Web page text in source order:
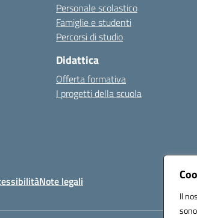
Il
Personale scolastico
Famiglie e studenti
Percorsi di studio
Didattica
Offerta formativa
I progetti della scuola
Note legali